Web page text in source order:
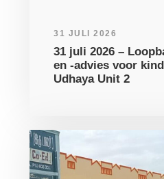
31 JULI 2026
31 juli 2026 –
en -advies voor
Udhaya Unit 2